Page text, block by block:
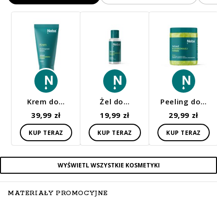
Krem do…
39,99 zł
KUP TERAZ
Żel do…
19,99 zł
KUP TERAZ
Peeling do…
29,99 zł
KUP TERAZ
WYŚWIETL WSZYSTKIE KOSMETYKI
MATERIAŁY PROMOCYJNE